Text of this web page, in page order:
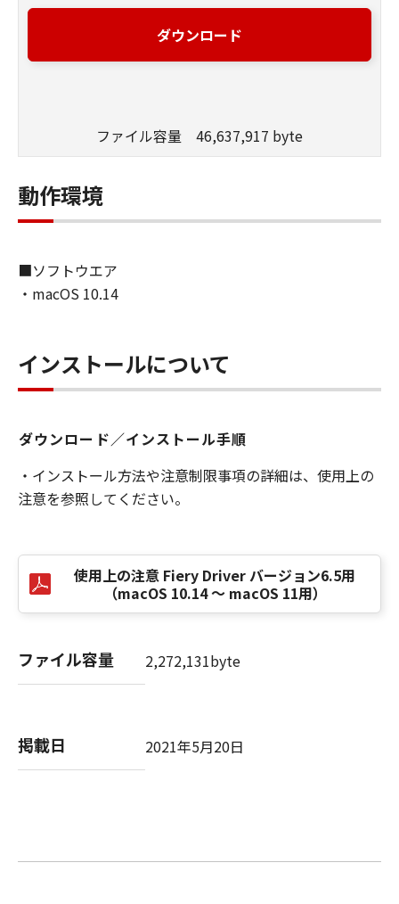
ダウンロード
ファイル容量 46,637,917 byte
動作環境
■ソフトウエア
・macOS 10.14
インストールについて
ダウンロード／インストール手順
・インストール方法や注意制限事項の詳細は、使用上の
注意を参照してください。
使用上の注意 Fiery Driver バージョン6.5用
（macOS 10.14 ～ macOS 11用）
ファイル容量 2,272,131byte
掲載日 2021年5月20日